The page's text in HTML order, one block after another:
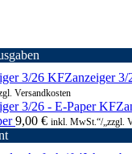
KFZanzeiger 3/
Versandkosten
9,00 € inkl. MwSt.“/„zzgl.